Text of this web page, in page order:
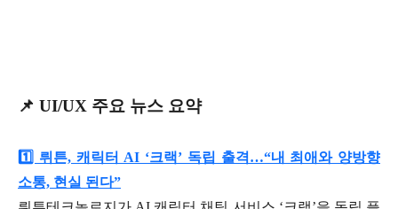
📌 UI/UX 주요 뉴스 요약
1️⃣ 뤼튼, 캐릭터 AI ‘크랙’ 독립 출격…“내 최애와 양방향
소통, 현실 된다”